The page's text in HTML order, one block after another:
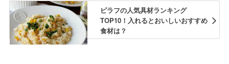
ピラフの人気具材ランキング
TOP10！入れるとおいしいおすすめ
食材は？